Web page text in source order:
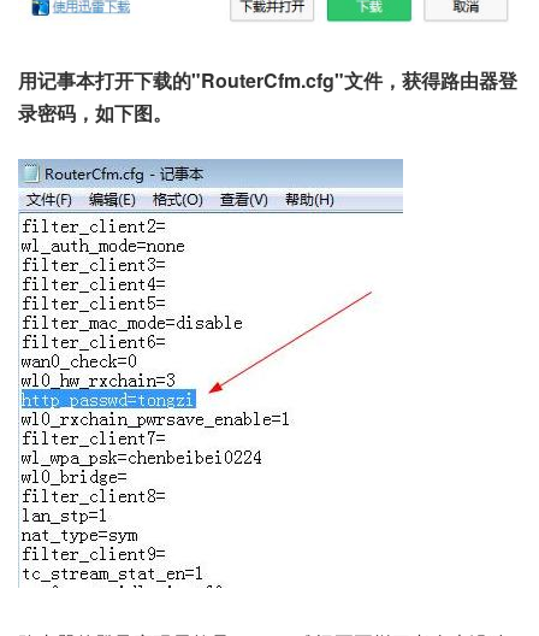
用记事本打开下载的"RouterCfm.cfg"文件，获得路由器登
录密码，如下图。